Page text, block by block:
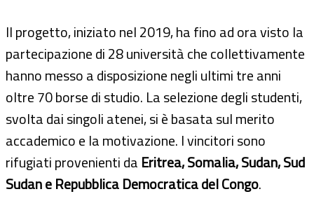
Il progetto, iniziato nel 2019, ha fino ad ora visto la
partecipazione di 28 università che collettivamente
hanno messo a disposizione negli ultimi tre anni
oltre 70 borse di studio. La selezione degli studenti,
svolta dai singoli atenei, si è basata sul merito
accademico e la motivazione. I vincitori sono
rifugiati provenienti da Eritrea, Somalia, Sudan, Sud
Sudan e Repubblica Democratica del Congo.